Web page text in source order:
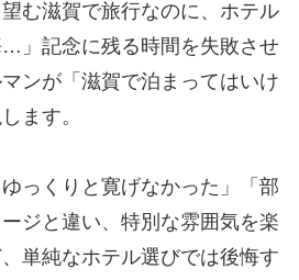
望む滋賀で旅行なのに、ホテル
」記念に残る時間を失敗させ
ンが「滋賀で泊まってはいけ
ます。
ゆっくりと寛げなかった」「部
ジと違い、特別な雰囲気を楽
単純なホテル選びでは後悔す